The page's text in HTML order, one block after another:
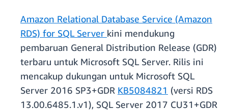
Amazon Relational Database Service (Amazon
RDS) for SQL Server kini mendukung
pembaruan General Distribution Release (GDR)
terbaru untuk Microsoft SQL Server. Rilis ini
mencakup dukungan untuk Microsoft SQL
Server 2016 SP3+GDR KB5084821 (versi RDS
13.00.6485.1.v1), SQL Server 2017 CU31+GDR